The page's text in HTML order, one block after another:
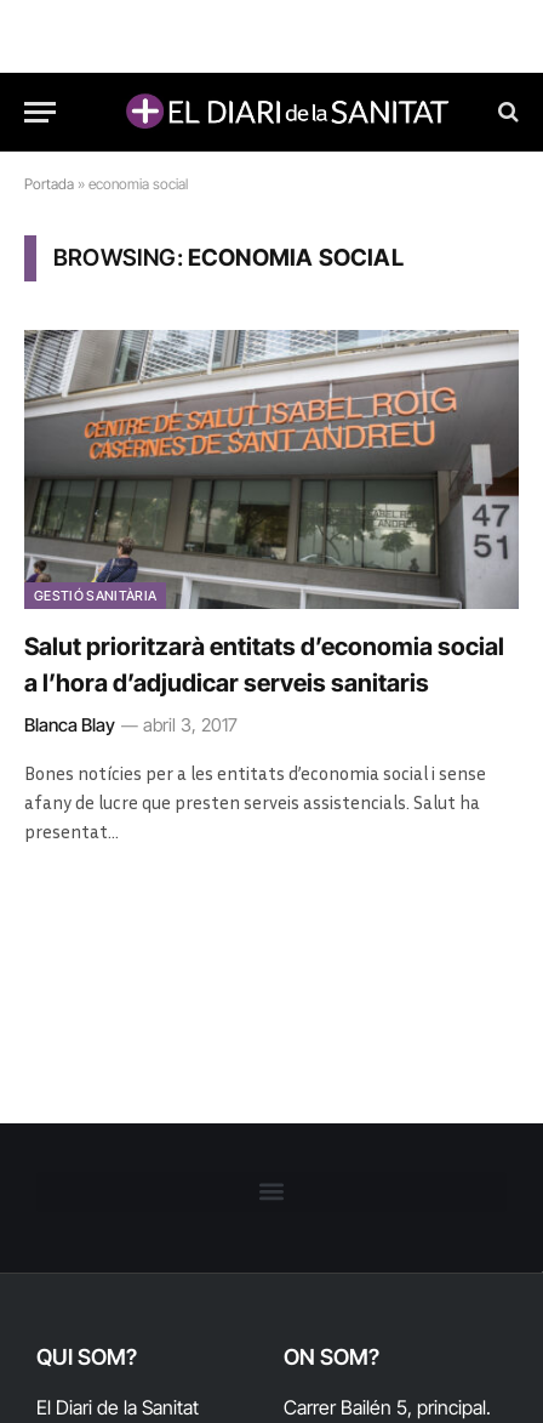
Portada » economia social
BROWSING:ECONOMIA SOCIAL
GESTIÓ SANITÀRIA
Salut prioritzarà entitats d’economia social
a l’hora d’adjudicar serveis sanitaris
Blanca Blay abril 3, 2017
Bones notícies per a les entitats d’economia social i sense
afany de lucre que presten serveis assistencials. Salut ha
presentat…
QUI SOM?
El Diari de la Sanitat
ON SOM?
Carrer Bailén 5, principal.